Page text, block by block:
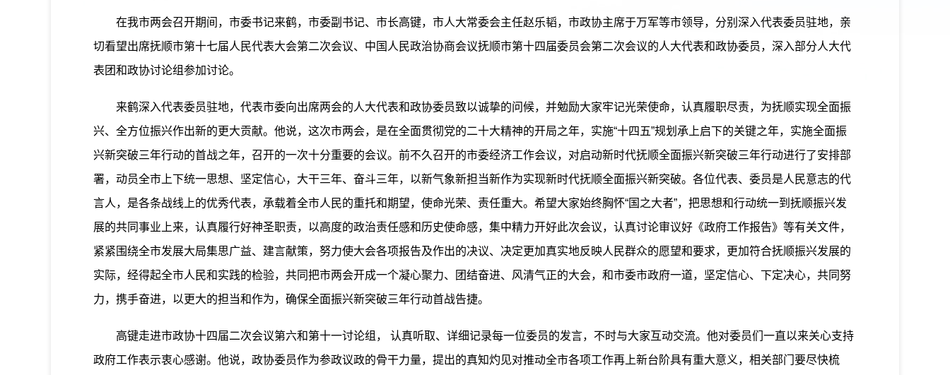
在我市两会召开期间，市委书记来鹤，市委副书记、市长高键，市人大常委会主任赵乐韬，市政协主席于万军等市领导，分别深入代表委员驻地，亲
切看望出席抚顺市第十七届人民代表大会第二次会议、中国人民政治协商会议抚顺市第十四届委员会第二次会议的人大代表和政协委员，深入部分人大代
表团和政协讨论组参加讨论。
来鹤深入代表委员驻地，代表市委向出席两会的人大代表和政协委员致以诚挚的问候，并勉励大家牢记光荣使命，认真履职尽责，为抚顺实现全面振
兴、全方位振兴作出新的更大贡献。他说，这次市两会，是在全面贯彻党的二十大精神的开局之年，实施“十四五”规划承上启下的关键之年，实施全面振
兴新突破三年行动的首战之年，召开的一次十分重要的会议。前不久召开的市委经济工作会议，对启动新时代抚顺全面振兴新突破三年行动进行了安排部
署，动员全市上下统一思想、坚定信心，大干三年、奋斗三年，以新气象新担当新作为实现新时代抚顺全面振兴新突破。各位代表、委员是人民意志的代
言人，是各条战线上的优秀代表，承载着全市人民的重托和期望，使命光荣、责任重大。希望大家始终胸怀“国之大者”，把思想和行动统一到抚顺振兴发
展的共同事业上来，认真履行好神圣职责，以高度的政治责任感和历史使命感，集中精力开好此次会议，认真讨论审议好《政府工作报告》等有关文件，
紧紧围绕全市发展大局集思广益、建言献策，努力使大会各项报告及作出的决议、决定更加真实地反映人民群众的愿望和要求，更加符合抚顺振兴发展的
实际，经得起全市人民和实践的检验，共同把市两会开成一个凝心聚力、团结奋进、风清气正的大会，和市委市政府一道，坚定信心、下定决心，共同努
力，携手奋进，以更大的担当和作为，确保全面振兴新突破三年行动首战告捷。
高键走进市政协十四届二次会议第六和第十一讨论组， 认真听取、详细记录每一位委员的发言，不时与大家互动交流。他对委员们一直以来关心支持
政府工作表示衷心感谢。他说，政协委员作为参政议政的骨干力量，提出的真知灼见对推动全市各项工作再上新台阶具有重大意义，相关部门要尽快梳